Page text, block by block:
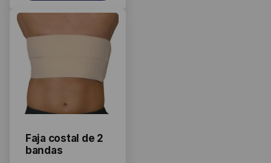
Faja costal de 2
bandas
Este
producto
tiene
múltiples
variantes.
Las
opciones
pueden